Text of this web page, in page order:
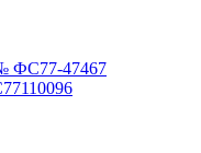
ФС77-47467